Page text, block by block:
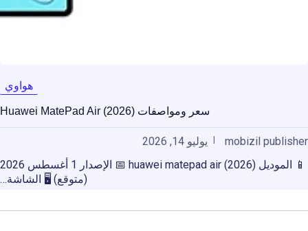
هواوي
سعر ومواصفات Huawei MatePad Air (2026)
mobizil publisher
يوليو 14, 2026
📱 الموديل huawei matepad air (2026) 📅 الإصدار 1 أغسطس 2026
(متوقع) 🖥️ الشاشة…